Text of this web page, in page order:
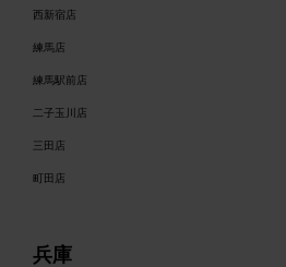
西新宿店
練馬店
練馬駅前店
二子玉川店
三田店
町田店
兵庫